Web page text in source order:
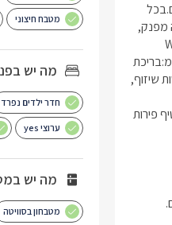
מטבח חיצוני
מה יש
חדר ילדים נפרד
ערוצי yes
מה יש
מטבחון בסוויטה